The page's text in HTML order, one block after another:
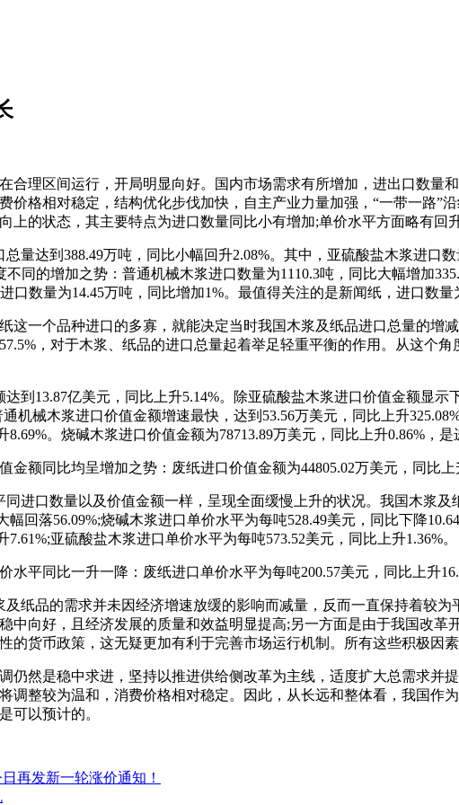
合理区间运行，开局明显向好。国内市场需求有所增加，进出口数
价格相对稳定，结构优化步伐加快，自主产业力量加强，“一带一路”
上的状态，其主要特点为进口数量同比小有增加;单价水平方面略有回
量达到388.49万吨，同比小幅回升2.08%。其中，亚硫酸盐木浆进口
同的增加之势：普通机械木浆进口数量为1110.3吨，同比大幅增加
口数量为14.45万吨，同比增加1%。最值得关注的是新闻纸，进口数量
这一个品种进口的多寡，就能决定当时我国木浆及纸品进口总量的增
，对于木浆、纸品的进口总量起着举足轻重平衡的作用。从这个
到13.87亿美元，同比上升5.14%。除亚硫酸盐木浆进口价值金额显
机械木浆进口价值金额增速最快，达到53.56万美元，同比上升
8.69%。烧碱木浆进口价值金额为78713.89万美元，同比上升0.86%，
金额同比均呈增加之势：废纸进口价值金额为44805.02万美元，同比上
进口数量以及价值金额一样，呈现全面缓慢上升的状况。我国木浆
回落56.09%;烧碱木浆进口单价水平为每吨528.49美元，同比下降
亚硫酸盐木浆进口单价水平为每吨573.52美元，同比上升1.36%。
水平同比一升一降：废纸进口单价水平为每吨200.57美元，同比上升
纸品的需求并未因经济增速放缓的影响而减量，反而一直保持着较
中向好，且经济发展的质量和效益明显提高;另一方面是由于我国改
的货币政策，这无疑更加有利于完善市场运行机制。所有这些积极因
仍然是稳中求进，坚持以推进供给侧改革为主线，适度扩大总需求
调整较为温和，消费价格相对稳定。因此，从长远和整体看，我国
可以预计的。
再发新一轮涨价通知！